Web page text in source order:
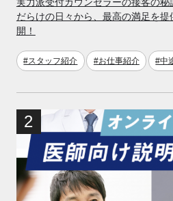
だらけの日々から、最高の満足を
開！
#スタッフ紹介 #お仕事紹介 #中